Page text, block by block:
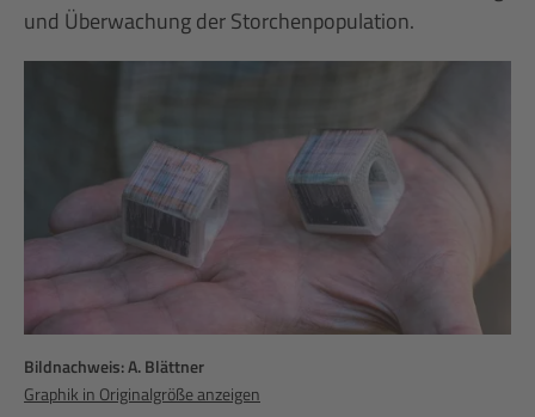
und Überwachung der Storchenpopulation.
Bildnachweis: A. Blättner
Graphik in Originalgröße anzeigen